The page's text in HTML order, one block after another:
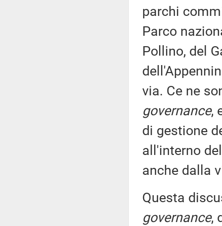
parchi
Parco
Pollino, del
via. Ce ne
governance,
di gestione
all'interno
anche dalla
Questa
governance,